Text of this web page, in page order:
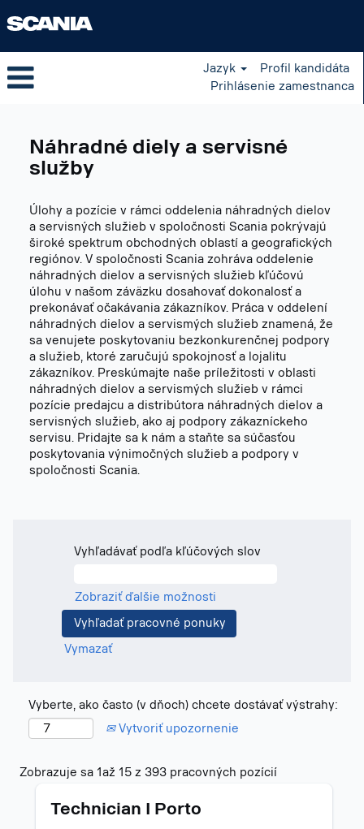
Jazyk
Profil kandidáta
Prihlásenie zamestnanca
Service
SK
Náhradné diely a servisné
služby
Úlohy a pozície v rámci oddelenia náhradných dielov
a servisných služieb v spoločnosti Scania pokrývajú
široké spektrum obchodných oblastí a geografických
regiónov. V spoločnosti Scania zohráva oddelenie
náhradných dielov a servisných služieb kľúčovú
úlohu v našom záväzku dosahovať dokonalosť a
prekonávať očakávania zákazníkov. Práca v oddelení
náhradných dielov a servismých služieb znamená, že
sa venujete poskytovaniu bezkonkurenčnej podpory
a služieb, ktoré zaručujú spokojnosť a lojalitu
zákazníkov. Preskúmajte naše príležitosti v oblasti
náhradných dielov a servismých služieb v rámci
pozície predajcu a distribútora náhradných dielov a
servisných služieb, ako aj podpory zákazníckeho
servisu. Pridajte sa k nám a staňte sa súčasťou
poskytovania výnimočných služieb a podpory v
spoločnosti Scania.
Vyhľadávať podľa kľúčových slov
Zobraziť ďalšie možnosti
Vymazať
Vyberte, ako často (v dňoch) chcete dostávať výstrahy:
Vytvoriť upozornenie
Zobrazuje sa 1až 15 z 393 pracovných pozíciíVýsledky
Názov
Technician I Porto
Stlačte